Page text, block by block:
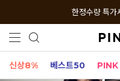
한정수량 특가
신상8% 베스트50